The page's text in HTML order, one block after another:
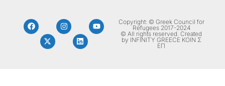
Copyright: © Greek Council for
Refugees 2017-2024
© All rights reserved. Created
by INFINITY GREECE ΚΟΙΝ Σ
ΕΠ